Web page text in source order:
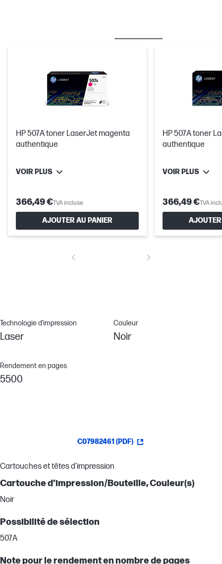
HP 507A toner LaserJet magenta
authentique
VOIR PLUS
366,49 €TVA incluse
AJOUTER AU PANIER
HP 507A toner
authentique
VOIR PLUS
366,49 €TVA
Technologie d’impression
Laser
Couleur
Noir
Rendement en pages
5500
C07982461 (PDF)
Cartouches et têtes d'impression
Cartouche d’impression/Bouteille, Couleur(s)
Noir
Possibilité de sélection
507A
Note pour le rendement en nombre de pages